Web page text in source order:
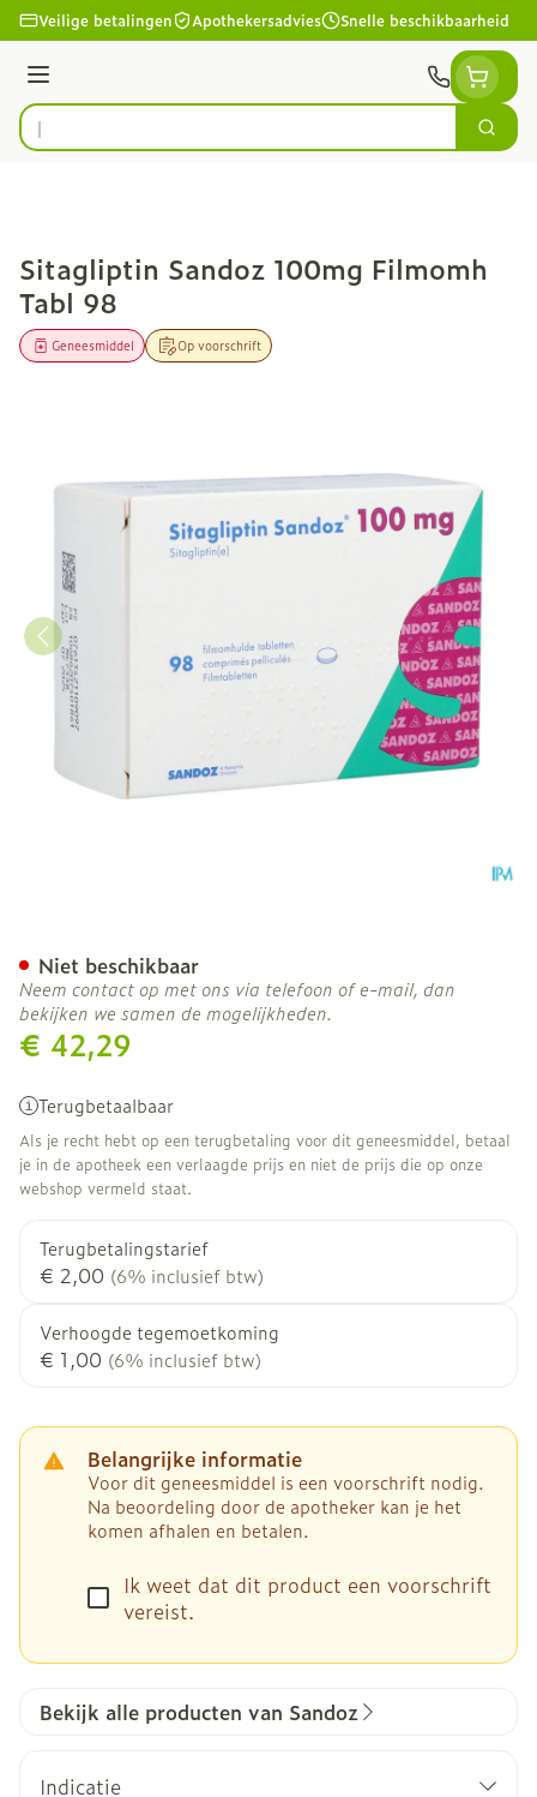
Ga naar de inhoud
Veilige betalingen Apothekersadvies Snelle beschikbaarheid
Menu
Product, merk, categorie...
Zoek
Sitagliptin Sandoz 100mg Filmomh
Tabl 98
Op voorschrift
Geneesmiddel
€ 42,29
Terugbetaalbaar
Als je recht hebt op een terugbetaling voor dit geneesmiddel, betaal
je in de apotheek een verlaagde prijs en niet de prijs die op onze
webshop vermeld staat.
Terugbetalingstarief
€ 2,00 (6% inclusief btw)
Verhoogde tegemoetkoming
€ 1,00 (6% inclusief btw)
Belangrijke informatie
Voor dit geneesmiddel is een voorschrift nodig.
Na beoordeling door de apotheker kan je het
komen afhalen en betalen.
Ik weet dat dit product een voorschrift
vereist.
Niet beschikbaar
Neem contact op met ons via telefoon of e-mail, dan
bekijken we samen de mogelijkheden.
Bekijk alle producten van Sandoz
Indicatie